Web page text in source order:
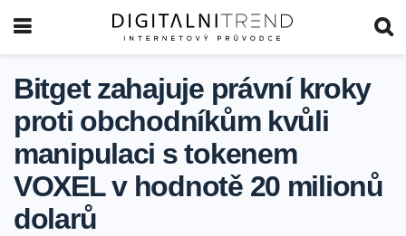
Bitget zahajuje právní kroky
proti obchodníkům kvůli
manipulaci s tokenem
VOXEL v hodnotě 20 milionů
dolarů